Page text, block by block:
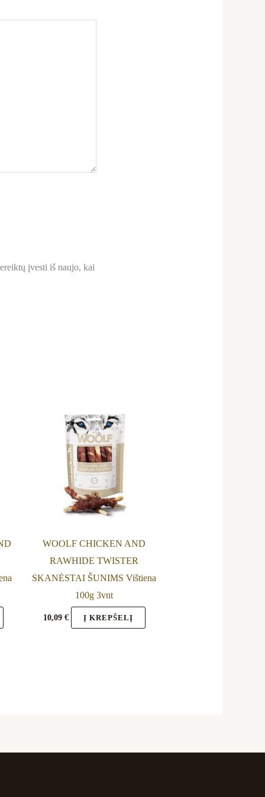
įvesti iš naujo, kai
WOOLF CHICKEN AND
RAWHIDE TWISTER
SKANĖSTAI ŠUNIMS Vištiena
100g 3vnt
10,09 € Į KREPŠELĮ